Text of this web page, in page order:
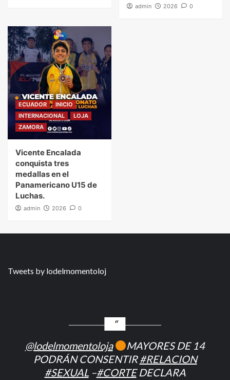
admin 2026 0
ECUADOR
INICIO
INTERNACIONAL
LOJA
ZAMORA
Vicente Encalada
conquista tres
medallas en el
Panamericano U15 de
Luchas.
admin 2026 0
Tweets by lodelmomentoloj
@lodelmomentoloja
MAYORES DE 14
PODRÁN CONSENTIR#RELACION
#SEXUAL–#CORTEDECLARA